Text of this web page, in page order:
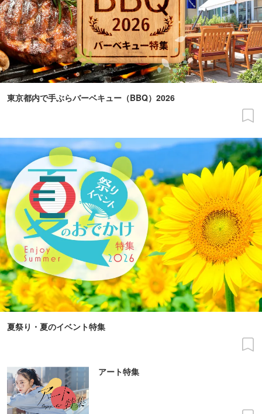
東京都内で手ぶらバーベキュー（BBQ）2026
夏祭り・夏のイベント特集
アート特集